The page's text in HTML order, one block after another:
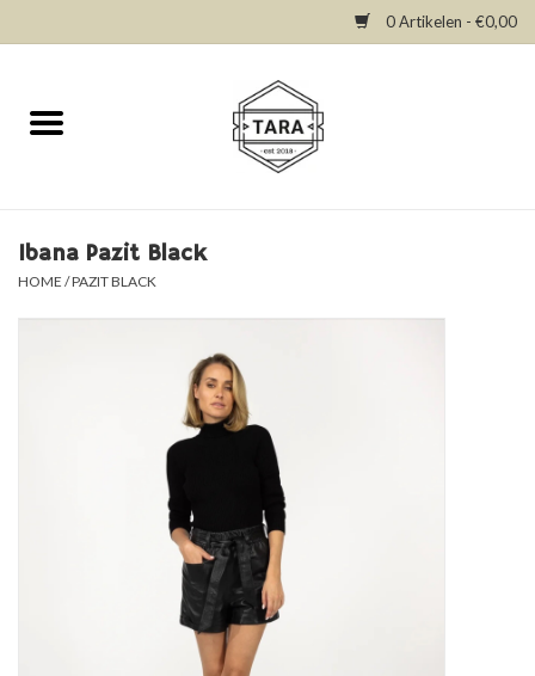
0 Artikelen - €0,00
Home
Dresses
Ibana Pazit Black
HOME /PAZIT BLACK